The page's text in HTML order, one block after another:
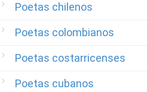
Poetas chilenos
Poetas colombianos
Poetas costarricenses
Poetas cubanos